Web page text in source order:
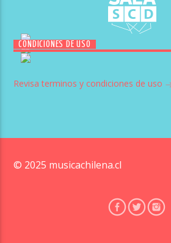
CONDICIONES DE USO
Revisa terminos y condiciones de uso
© 2025 musicachilena.cl